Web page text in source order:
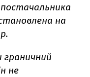
на
граничний
не